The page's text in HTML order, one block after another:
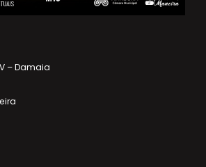
– Damaia